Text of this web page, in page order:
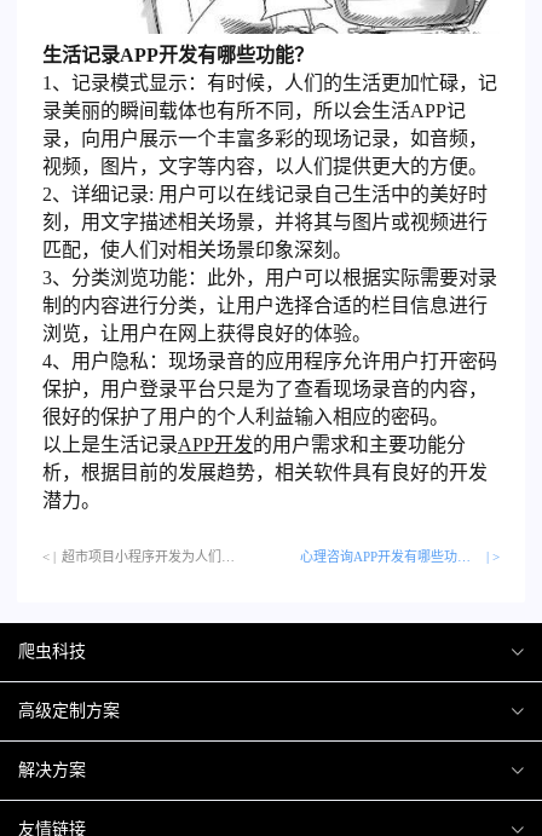
生活记录APP开发有哪些功能？
1、记录模式显示：有时候，人们的生活更加忙碌，记
录美丽的瞬间载体也有所不同，所以会生活APP记
录，向用户展示一个丰富多彩的现场记录，如音频，
视频，图片，文字等内容，以人们提供更大的方便。
2、详细记录: 用户可以在线记录自己生活中的美好时
刻，用文字描述相关场景，并将其与图片或视频进行
匹配，使人们对相关场景印象深刻。
3、分类浏览功能：此外，用户可以根据实际需要对录
制的内容进行分类，让用户选择合适的栏目信息进行
浏览，让用户在网上获得良好的体验。
4、用户隐私：现场录音的应用程序允许用户打开密码
保护，用户登录平台只是为了查看现场录音的内容，
很好的保护了用户的个人利益输入相应的密码。
以上是生活记录APP开发的用户需求和主要功能分
析，根据目前的发展趋势，相关软件具有良好的开发
潜力。
< | | >
爬虫科技
爬虫案例
关于爬虫
高级定制方案
H5互动营销
微信小程序
解决方案
商城解决方案
友情链接